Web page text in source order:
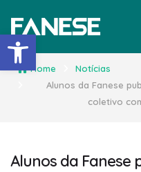
Barra de
Home
Notícias
Alunos da Fanese
coletivo
Alunos da Fanese